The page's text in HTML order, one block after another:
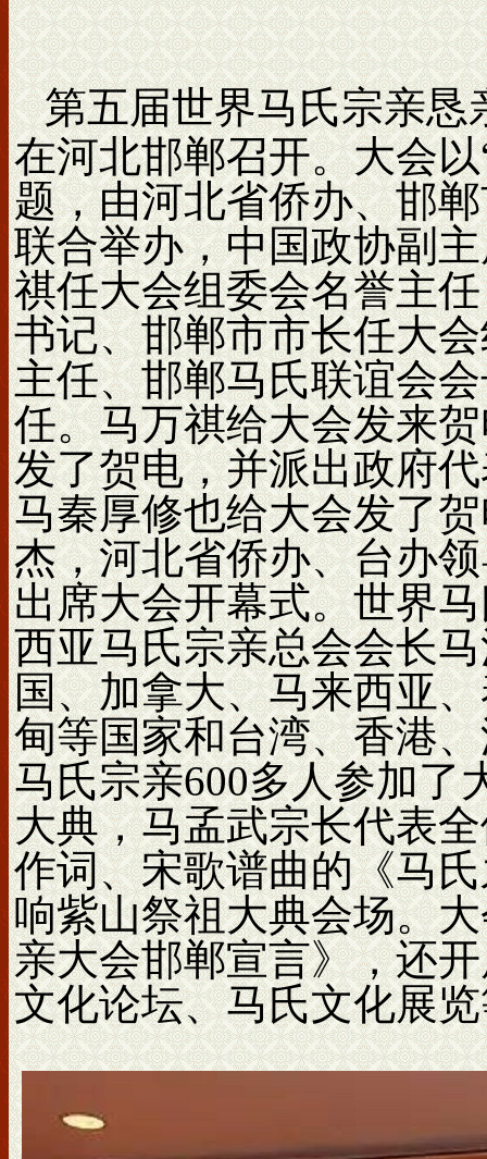
第五届世界马氏宗亲恳
在河北邯郸召开。大会
题，由河北省侨办、邯
联合举办，中国政协副
祺任大会组委会名誉主
书记、邯郸市市长任大
主任、邯郸马氏联谊会
任。马万祺给大会发来
发了贺电，并派出政府
马秦厚修也给大会发了
杰，河北省侨办、台办
出席大会开幕式。世界
西亚马氏宗亲总会会长
国、加拿大、马来西亚
甸等国家和台湾、香港
马氏宗亲600多人参加了
大典，马孟武宗长代表
作词、宋歌谱曲的《马
响紫山祭祖大典会场。
亲大会邯郸宣言》，还
文化论坛、马氏文化展